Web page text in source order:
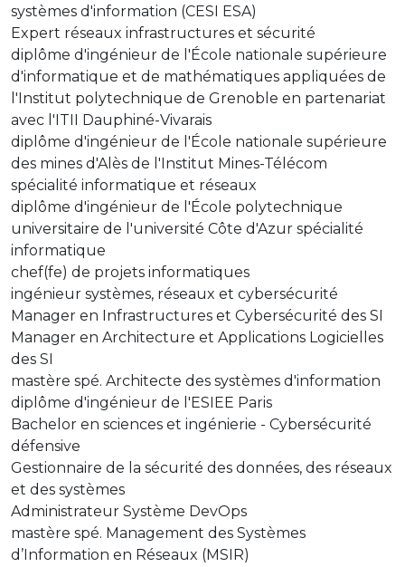
systèmes d'information (CESI ESA)
Expert réseaux infrastructures et sécurité
diplôme d'ingénieur de l'École nationale supérieure
d'informatique et de mathématiques appliquées de
l'Institut polytechnique de Grenoble en partenariat
avec l'ITII Dauphiné-Vivarais
diplôme d'ingénieur de l'École nationale supérieure
des mines d'Alès de l'Institut Mines-Télécom
spécialité informatique et réseaux
diplôme d'ingénieur de l'École polytechnique
universitaire de l'université Côte d'Azur spécialité
informatique
chef(fe) de projets informatiques
ingénieur systèmes, réseaux et cybersécurité
Manager en Infrastructures et Cybersécurité des SI
Manager en Architecture et Applications Logicielles
des SI
mastère spé. Architecte des systèmes d'information
diplôme d'ingénieur de l'ESIEE Paris
Bachelor en sciences et ingénierie - Cybersécurité
défensive
Gestionnaire de la sécurité des données, des réseaux
et des systèmes
Administrateur Système DevOps
mastère spé. Management des Systèmes
d’Information en Réseaux (MSIR)